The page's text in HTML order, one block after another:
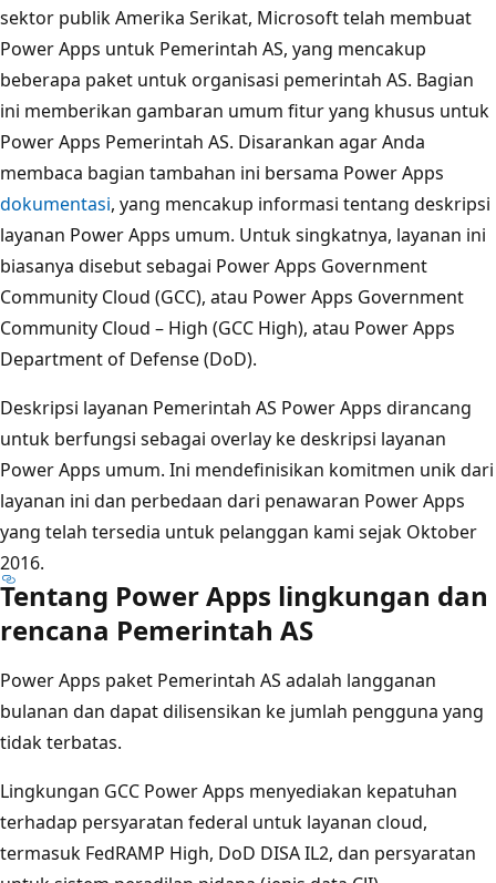
sektor publik Amerika Serikat, Microsoft telah membuat
Power Apps untuk Pemerintah AS, yang mencakup
beberapa paket untuk organisasi pemerintah AS. Bagian
ini memberikan gambaran umum fitur yang khusus untuk
Power Apps Pemerintah AS. Disarankan agar Anda
membaca bagian tambahan ini bersama Power Apps
dokumentasi, yang mencakup informasi tentang deskripsi
layanan Power Apps umum. Untuk singkatnya, layanan ini
biasanya disebut sebagai Power Apps Government
Community Cloud (GCC), atau Power Apps Government
Community Cloud – High (GCC High), atau Power Apps
Department of Defense (DoD).
Deskripsi layanan Pemerintah AS Power Apps dirancang
untuk berfungsi sebagai overlay ke deskripsi layanan
Power Apps umum. Ini mendefinisikan komitmen unik dari
layanan ini dan perbedaan dari penawaran Power Apps
yang telah tersedia untuk pelanggan kami sejak Oktober
2016.
Tentang Power Apps lingkungan dan
rencana Pemerintah AS
Power Apps paket Pemerintah AS adalah langganan
bulanan dan dapat dilisensikan ke jumlah pengguna yang
tidak terbatas.
Lingkungan GCC Power Apps menyediakan kepatuhan
terhadap persyaratan federal untuk layanan cloud,
termasuk FedRAMP High, DoD DISA IL2, dan persyaratan